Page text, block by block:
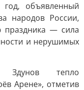
объявленный
народов России,
праздника — сила
и нерушимых
Здунов тепло
Арене», отметив